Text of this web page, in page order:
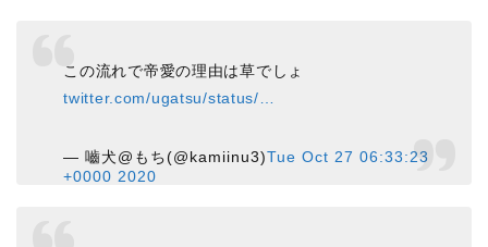
この流れで帝愛の理由は草でしょ
twitter.com/ugatsu/status/…
— 嚙犬@もち(@kamiinu3)Tue Oct 27 06:33:23
+0000 2020